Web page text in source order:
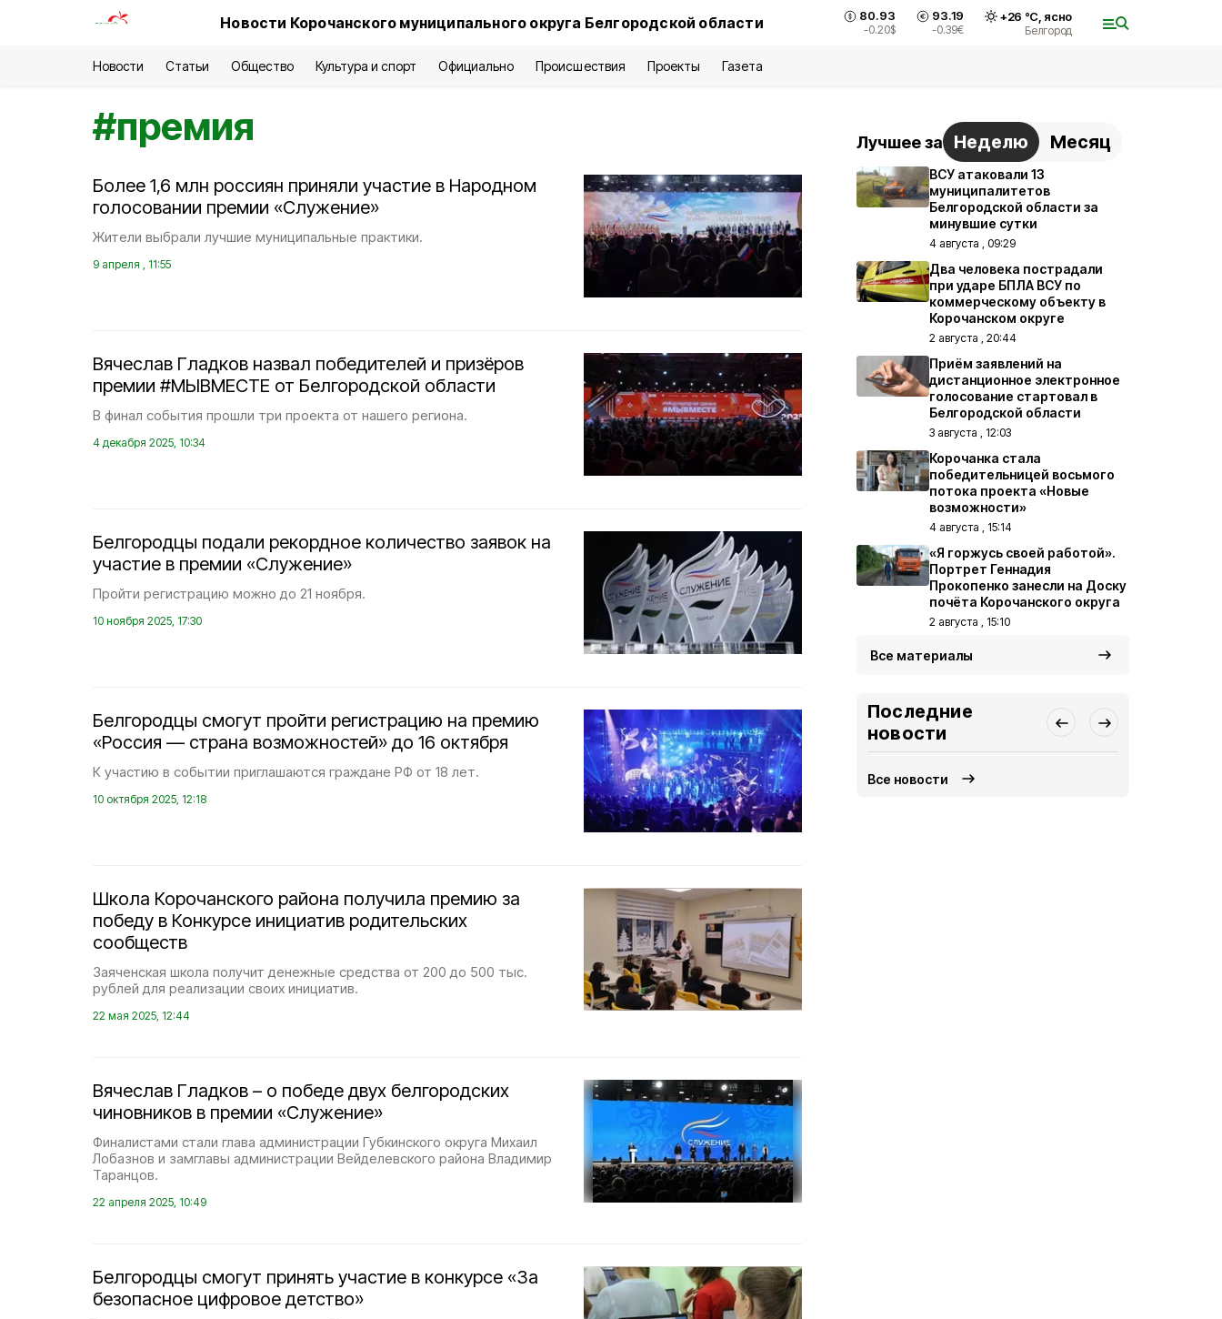
Новости Корочанского муниципального округа Белгородской области 80.93
-0.20$
93.19
-0.39€
+26 °С, ясно
Белгород
Новости Статьи Общество Культура и спорт Официально Происшествия Проекты Газета
#премия
Более 1,6 млн россиян приняли участие в Народном
голосовании премии «Служение»
Жители выбрали лучшие муниципальные практики.
9 апреля , 11:55
Вячеслав Гладков назвал победителей и призёров
премии #МЫВМЕСТЕ от Белгородской области
В финал события прошли три проекта от нашего региона.
4 декабря 2025, 10:34
Белгородцы подали рекордное количество заявок на
участие в премии «Служение»
Пройти регистрацию можно до 21 ноября.
10 ноября 2025, 17:30
Белгородцы смогут пройти регистрацию на премию
«Россия — страна возможностей» до 16 октября
К участию в событии приглашаются граждане РФ от 18 лет.
10 октября 2025, 12:18
Школа Корочанского района получила премию за
победу в Конкурсе инициатив родительских
сообществ
Заяченская школа получит денежные средства от 200 до 500 тыс.
рублей для реализации своих инициатив.
22 мая 2025, 12:44
Вячеслав Гладков – о победе двух белгородских
чиновников в премии «Служение»
Финалистами стали глава администрации Губкинского округа Михаил
Лобазнов и замглавы администрации Вейделевского района Владимир
Таранцов.
22 апреля 2025, 10:49
Белгородцы смогут принять участие в конкурсе «За
безопасное цифровое детство»
Лучшее за Неделю Месяц
ВСУ атаковали 13
муниципалитетов
Белгородской области за
минувшие сутки
4 августа , 09:29
Два человека пострадали
при ударе БПЛА ВСУ по
коммерческому объекту в
Корочанском округе
2 августа , 20:44
Приём заявлений на
дистанционное электронное
голосование стартовал в
Белгородской области
3 августа , 12:03
Корочанка стала
победительницей восьмого
потока проекта «Новые
возможности»
4 августа , 15:14
«Я горжусь своей работой».
Портрет Геннадия
Прокопенко занесли на Доску
почёта Корочанского округа
2 августа , 15:10
Все материалы
Последние
новости
Все новости